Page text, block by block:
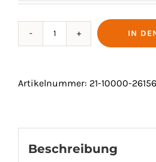
GEMÜSEREIBE
IN
Artikelnummer: 21-10000-
Beschreibung